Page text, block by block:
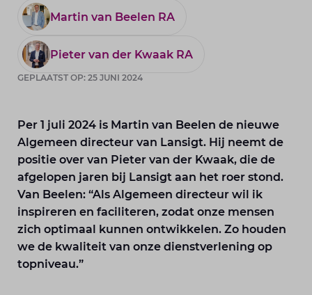
Martin van Beelen RA
Pieter van der Kwaak RA
GEPLAATST OP: 25 JUNI 2024
Per 1 juli 2024 is Martin van Beelen de nieuwe
Algemeen directeur van Lansigt. Hij neemt de
positie over van Pieter van der Kwaak, die de
afgelopen jaren bij Lansigt aan het roer stond.
Van Beelen: “Als Algemeen directeur wil ik
inspireren en faciliteren, zodat onze mensen
zich optimaal kunnen ontwikkelen. Zo houden
we de kwaliteit van onze dienstverlening op
topniveau.”